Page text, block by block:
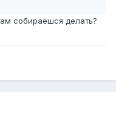
собираешся делать?